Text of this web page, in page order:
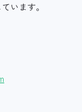
います。